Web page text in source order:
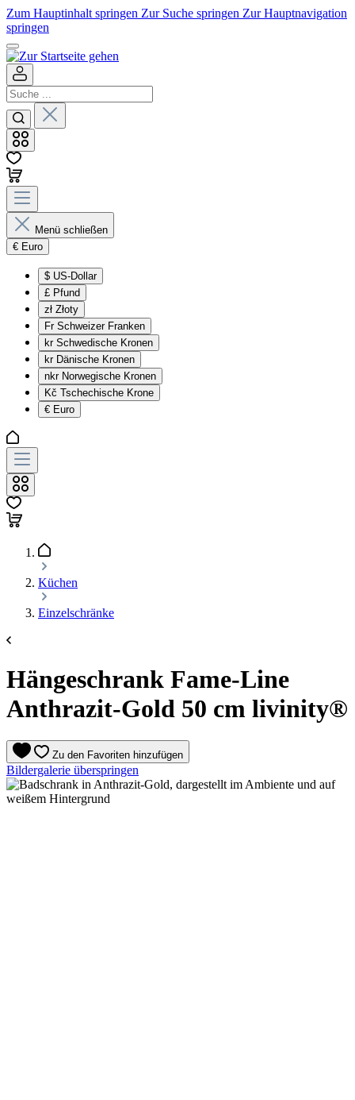
Zum Hauptinhalt springen Zur Suche springen Zur Hauptnavigation
springen
Menü schließen
€ Euro
$ US-Dollar
£ Pfund
zł Złoty
Fr Schweizer Franken
kr Schwedische Kronen
kr Dänische Kronen
nkr Norwegische Kronen
Kč Tschechische Krone
€ Euro
Küchen
Einzelschränke
Hängeschrank Fame-Line
Anthrazit-Gold 50 cm livinity®
Zu den Favoriten hinzufügen
Bildergalerie überspringen